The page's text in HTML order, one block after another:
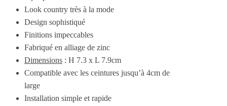
Look country très à la mode
Design sophistiqué
Finitions impeccables
Fabriqué en alliage de zinc
Dimensions : H 7.3 x L 7.9cm
Compatible avec les ceintures jusqu’à 4cm de
large
Installation simple et rapide